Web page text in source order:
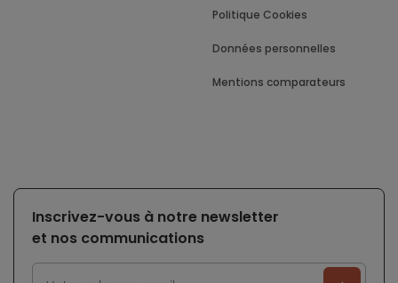
Politique Cookies
Données personnelles
Mentions comparateurs
Inscrivez-vous à notre newsletter
et nos communications